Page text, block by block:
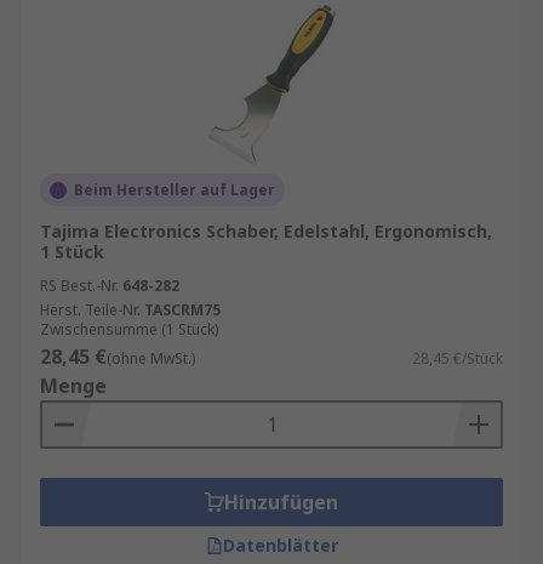
Beim Hersteller auf Lager
Tajima Electronics Schaber, Edelstahl, Ergonomisch,
1 Stück
RS Best.-Nr. 648-282
Herst. Teile-Nr. TASCRM75
Zwischensumme (1 Stück)
28,45 €(ohne MwSt.) 28,45 €/Stück
Menge
Hinzufügen
Datenblätter